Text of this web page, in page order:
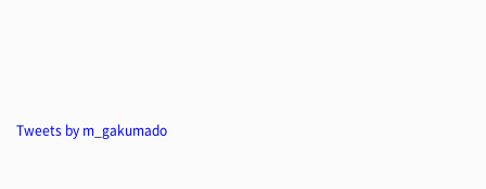
Tweets by m_gakumado